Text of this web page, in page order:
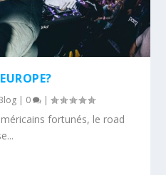
| 0 |
fortunés, le road